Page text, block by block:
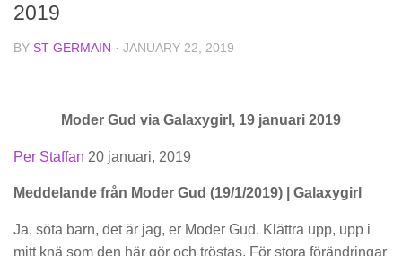
2019
BY ST-GERMAIN · JANUARY 22, 2019
Moder Gud via Galaxygirl, 19 januari 2019
Per Staffan 20 januari, 2019
Meddelande från Moder Gud (19/1/2019) | Galaxygirl
Ja, söta barn, det är jag, er Moder Gud. Klättra upp, upp i
mitt knä som den här gör och tröstas. För stora förändringar